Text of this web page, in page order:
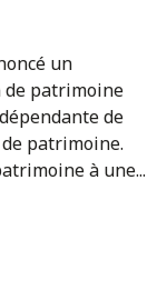
un
de patrimoine
de
patrimoine.
à une...